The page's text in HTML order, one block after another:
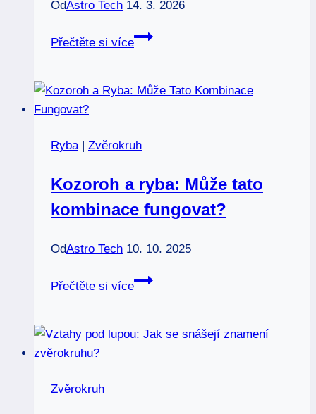
OdAstro Tech 14. 3. 2026
Přečtěte si více
Nejzlejší
Pozor
znaky!
Ryba | Zvěrokruh
Kozoroh a ryba: Může tato
kombinace fungovat?
OdAstro Tech 10. 10. 2025
Přečtěte si více
Kozoroh
Může
Zvěrokruh